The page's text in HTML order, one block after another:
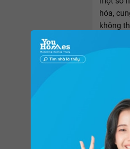
hóa,
không
b)
cố
nhận